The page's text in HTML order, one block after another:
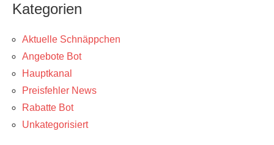
Kategorien
Aktuelle Schnäppchen
Angebote Bot
Hauptkanal
Preisfehler News
Rabatte Bot
Unkategorisiert